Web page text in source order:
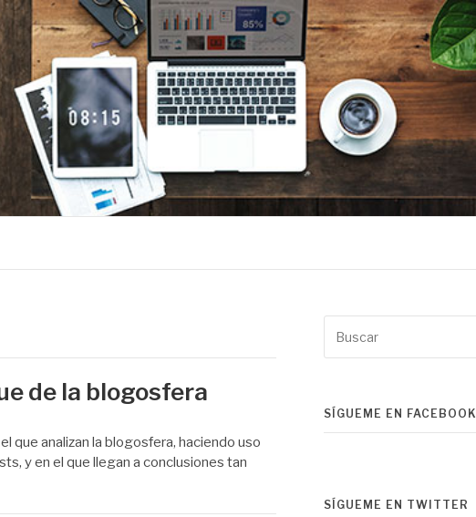
de la blogosfera
que analizan la blogosfera, haciendo uso
y en el que llegan a conclusiones tan
por:
SÍGUEME EN FACEBOOK
SÍGUEME EN TWITTER